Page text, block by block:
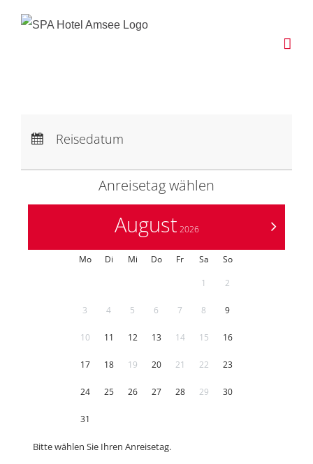
Abreise:keine Auswahl
Reisedatum
Anreisetag wählen
>
August 2026
Mo Di Mi Do Fr Sa
So
1
2
3 4 5 6 7 8 9
10 11 12 13 14 15 16
17 18 19 20 21 22 23
24 25 26 27 28 29 30
31
Bitte wählen Sie Ihren Anreisetag.